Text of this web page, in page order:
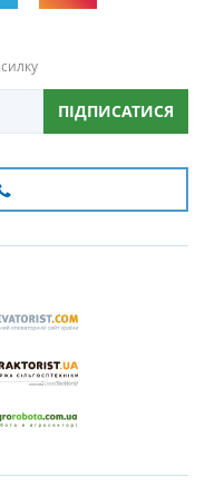
ПІДПИСАТИСЯ